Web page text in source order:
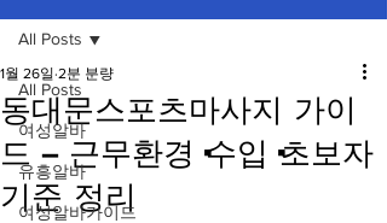
All Posts
여성알바
유흥알바
여성알바가이드
All Posts
동대문스포츠마사지 가이
드 – 근무환경·수입·초보자
기준 정리
1월 26일 2분 분량